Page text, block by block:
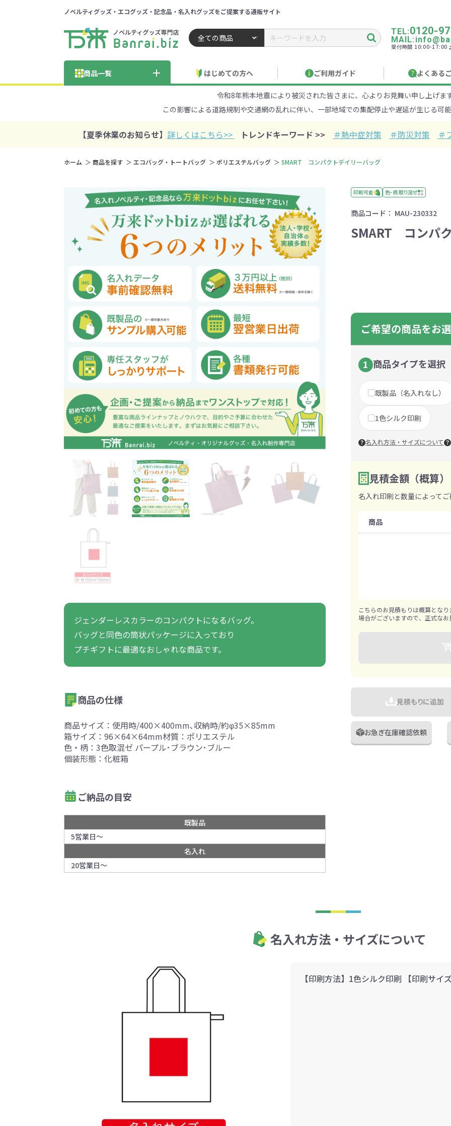
ノベルティグッズ・エコグッズ・記念品・名入れグッズをご提案する通販サイト
ノベルティ 専門店 万来ドットbiz ／ 名入れ・販促品・記念品・オリジナルグッズ
商品一覧
エコバッグ・トートバッ
グ全般
コットントートバッグ
オーガニックコットン
バッグ
キャンバ
グ
ポリエステルバッグ デニムバッグ
マルシェバッグ ランチバッグ サコッシュ
巾着・リュック全般 コットン巾着・リュック 不織布巾着・リュック
ポリエス
ック
ポーチ全般
クリア・ビニールポー
ポリエステルポーチ コットン
デニムポーチ フラットポーチ
ケース全般 財布 コインケース カードケ
マグカップ全般 陶器マグカップ プラスチックマグカップ
ステンレス・
プ
湯のみ
タンブラー・ボトル・グラス
タンブラー・ボトル・グ
ラス全般
ステンレスタンブラー
ー
アルミボトル クリアボトル ペットボトルホルダー
ペン・筆記用具
ペン・筆記用具全般 単色ボールペン
文具・ステーショナリー
文具・ステーショナリー
全般
付箋
電子メモパッド ペンケース
マグネット クリップ
スマホ・タブレットグッ
ズ全般
モバイルバッテリー・充
電器
タッチペン
イヤフォン・ヘッドセッ
ト
スマホ対応手袋 その他
パソコングッズ全般 USBグッズ
生活用品・生活雑貨全
般
工具
トイレットペーパー ボックス
照明
植物栽培セット その他
ブランケット・ひざ掛け キッチングッズ
キッチングッズ全般 キッチンツール 箸・お弁当グッズ カトラリー
ボウル・プレート
スポンジ・ペーパー・ク
ロス
ラップ・ビニール
防災・防犯グッズ
防災・防犯グッズ全般 防災グッズ 防犯グッズ 防災セット
ライト・ランタン
美容・健
美容・健康グッズ全般 入浴剤 美容グッズ ミラー
マスクケース 健康グッズ 加湿器
除菌・感染対策グッズ
全般
マスク マスクケース
ウェットテ
ッシュ
抗菌グッズ 石鹸・洗剤 啓発グッズ
タオル・ハンカチ
タオル・ハンカチ全般 タオル
うちわ・扇子・ファン
般
ファン
雨具全般
アウトドア・
ッズ全般
ラジオ・ライト・ランタン
ひんやりグッズ全般
冷却グッズ
あったかグッズ
あったかグッズ全般
お菓子・食品・飲料
お菓子・食品・飲料全般
～50円 51～100円 101～150円
301～500円 501～1000円 1001～2000円 2001～
5001～10000円 10001円以上
展示会・セミナー全般 展示会向けバッグ 展示会向けノベルティ
再生素材・エコ素材全
般
再生コットン 再生ＰＥＴ 再生樹脂
コルク 竹・バンブーファイバー ジュート
バイオマス EVA素材 ライスレ
ＦＳＣ認証
社会貢献機能付き
社会貢献機能付き全般 フェアトレード 樹を・サンゴを植える
卒業・入
来店・成約プレゼント 営業活動ツール・粗品
お絵かき・ぬりえイベントセ
ット
手作り・工作イベントセット 定番イベ
女性向け抽選会セット 季節の抽選会セット
季節のグッズ
季節のグッズ全般 春のノベルティ 夏のノベルティ 秋のノベ
子供向け全般 お菓子系 文具・知育玩具系 イベント
防犯・安心グッズ
女性向け全般 ファッション雑貨 エコ・アイデア雑貨 キッチ
シニア向け
シニア向け全般 健康・癒しグッズ 防犯グッズ モバイル
ビジネス
訪日外国人・インバウンド向
け
訪日外国人・インバウ
ンド向け全般
和風・和雑貨
100円以下の人気エコバッグ 展示会ノベルティ特集 フルカラー印刷で訴求力UP 名入れ印刷
春のノベルティ特集 夏のノベルティ特集 秋のノベルティ特集
地球にやさしいエコグッズ エココレ（おしゃれなエコグッズ）
展示会向けバッグ特集
スマホに役立つノベルティグッ
ズ
防犯・防災対策ノベルティ
官公庁・自治体向け全
般
SDGs推進 環境保全 交通
学校・教育グッズ
ス向け
学校・PTA・オープンキ
ャンパス向け全般
バッグ・ポーチ 記
メーカー向け
メーカー向け全般 アパレル 住宅・不動産
店舗向け全般 カーディーラー 美容系サロン
はじめての方へ ご利用ガイド
見積もり作成について のし・包装 名入
よくある
見積もりサポート お急ぎ在庫確認
TEL:0120-
受付時間 10:00-17:00
令和8年熊本地震により被災された皆さまに、心よりお見舞い申し上げます
この影響による道路規制や交通網の乱れに伴い、一部地域での集配停止や遅延が生じる可能
【夏季休業のお知らせ】 詳しくはこちら>> トレンドキーワード >> ＃熱中症対策 ＃防災対策 ＃
ホーム 商品を探す エコバッグ・トートバッグ ポリエステルバッグ SMART コンパクトデイリーバッグ
印刷可能 色・柄 取り混ぜ
商品コード： MAU-230332
SMART コンパ
ジェンダーレスカラーのコンパクトになるバッグ。
バッグと同色の筒状パッケージに入っており
プチギフトに最適なおしゃれな商品です。
商品の仕様
商品サイズ：使用時/400×400mm､収納時/約φ35×85mm
箱サイズ：96×64×64mm材質：ポリエステル
色・柄：3色取混ゼ パープル･ブラウン･ブルー
個装形態：化粧箱
ご納品の目安
既製品
5営業日～
名入れ
20営業日～
ご希望の商品をお
1 商品タイプを選択
既製品（名入れなし）
1色シルク印刷
名入れ方法・サイズについて
2 数量を入力
購入条件
既製品：180個から
見積金額（概算）
名入れ印刷と数量によってご
商品
こちらのお見積もりは概算とな
場合がございますので、正式なお
見積もりに追加
お急ぎ在庫確認依頼
名入れ方法・サイズについて
【印刷方法】1色シルク印刷 【印刷サ